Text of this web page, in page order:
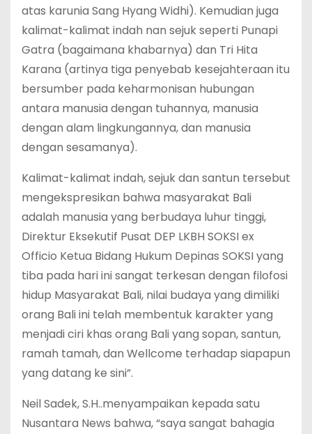
atas karunia Sang Hyang Widhi). Kemudian juga
kalimat-kalimat indah nan sejuk seperti Punapi
Gatra (bagaimana khabarnya) dan Tri Hita
Karana (artinya tiga penyebab kesejahteraan itu
bersumber pada keharmonisan hubungan
antara manusia dengan tuhannya, manusia
dengan alam lingkungannya, dan manusia
dengan sesamanya).
Kalimat-kalimat indah, sejuk dan santun tersebut
mengekspresikan bahwa masyarakat Bali
adalah manusia yang berbudaya luhur tinggi,
Direktur Eksekutif Pusat DEP LKBH SOKSI ex
Officio Ketua Bidang Hukum Depinas SOKSI yang
tiba pada hari ini sangat terkesan dengan filofosi
hidup Masyarakat Bali, nilai budaya yang dimiliki
orang Bali ini telah membentuk karakter yang
menjadi ciri khas orang Bali yang sopan, santun,
ramah tamah, dan Wellcome terhadap siapapun
yang datang ke sini”.
Neil Sadek, S.H..menyampaikan kepada satu
Nusantara News bahwa, “saya sangat bahagia